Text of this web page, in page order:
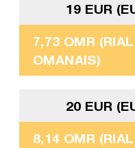
19 EUR
7,73 OMR (RIAL
OMANAIS)
20 EUR
8,14 OMR (RIAL